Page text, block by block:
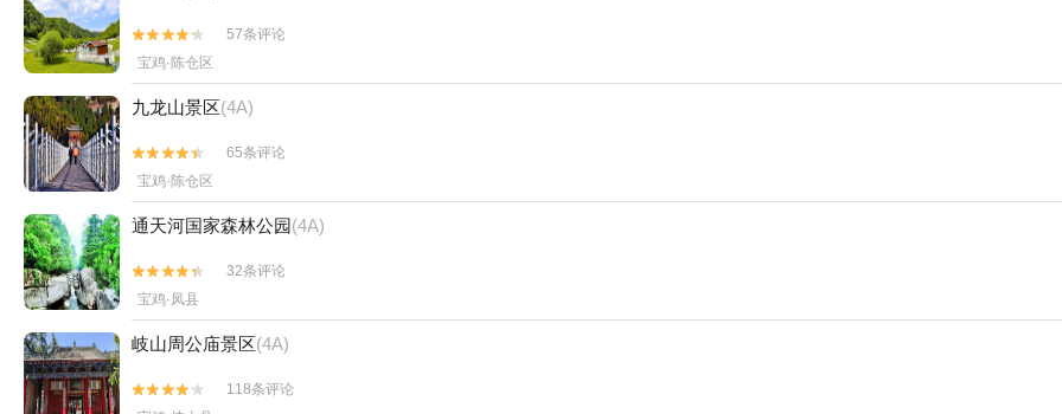


57条评论
宝鸡·陈仓区
九龙山景区(4A)


65条评论
宝鸡·陈仓区
通天河国家森林公园(4A)


32条评论
宝鸡·凤县
岐山周公庙景区(4A)


118条评论